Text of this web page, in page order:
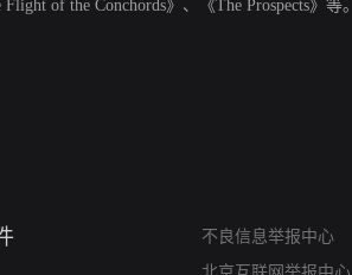
of the Conchords》、《The Prospects》等。
不良信息举报中心
12318 文化市场举报
算法推荐专项举报